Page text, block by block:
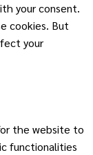
your consent.
cookies. But
your
the website to
functionalities